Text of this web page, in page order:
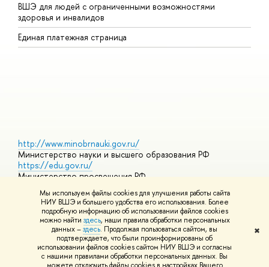
Мы используем файлы cookies для улучшения работы сайта
НИУ ВШЭ и большего удобства его использования. Более
подробную информацию об использовании файлов cookies
можно найти здесь, наши правила обработки персональных
данных –здесь. Продолжая пользоваться сайтом, вы
подтверждаете, что были проинформированы об
использовании файлов cookies сайтом НИУ ВШЭ и согласны
с нашими правилами обработки персональных данных. Вы
✖
ВШЭ для людей с ограниченными возможностями
здоровья и инвалидов
Единая платежная страница
http://www.minobrnauki.gov.ru/
Министерство науки и высшего образования РФ
https://edu.gov.ru/
Министерство просвещения РФ
https://elearning.hse.ru/mooc
Массовые открытые онлайн-курсы
© НИУ ВШЭ 1993–2026 Адреса и контактыУсловия
использования материалов Политика конфиденциальности
Шрифты HSE Sans и HSE Slab разработаны вШколе дизайна НИУ